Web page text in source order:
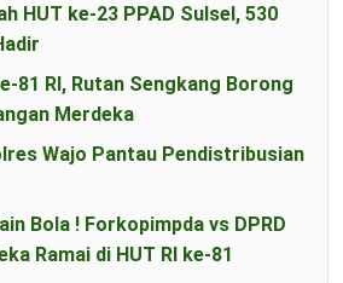
HUT ke-23 PPAD Sulsel, 530
81 RI, Rutan Sengkang Borong
Merdeka
Wajo Pantau Pendistribusian
Bola ! Forkopimpda vs DPRD
Ramai di HUT RI ke-81